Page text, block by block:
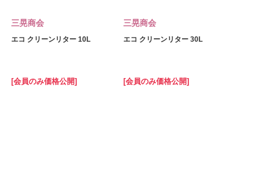
三晃商会
エコ クリーンリター 10L
[会員のみ価格公開]
三晃商会
エコ クリーンリター 30L
[会員のみ価格公開]